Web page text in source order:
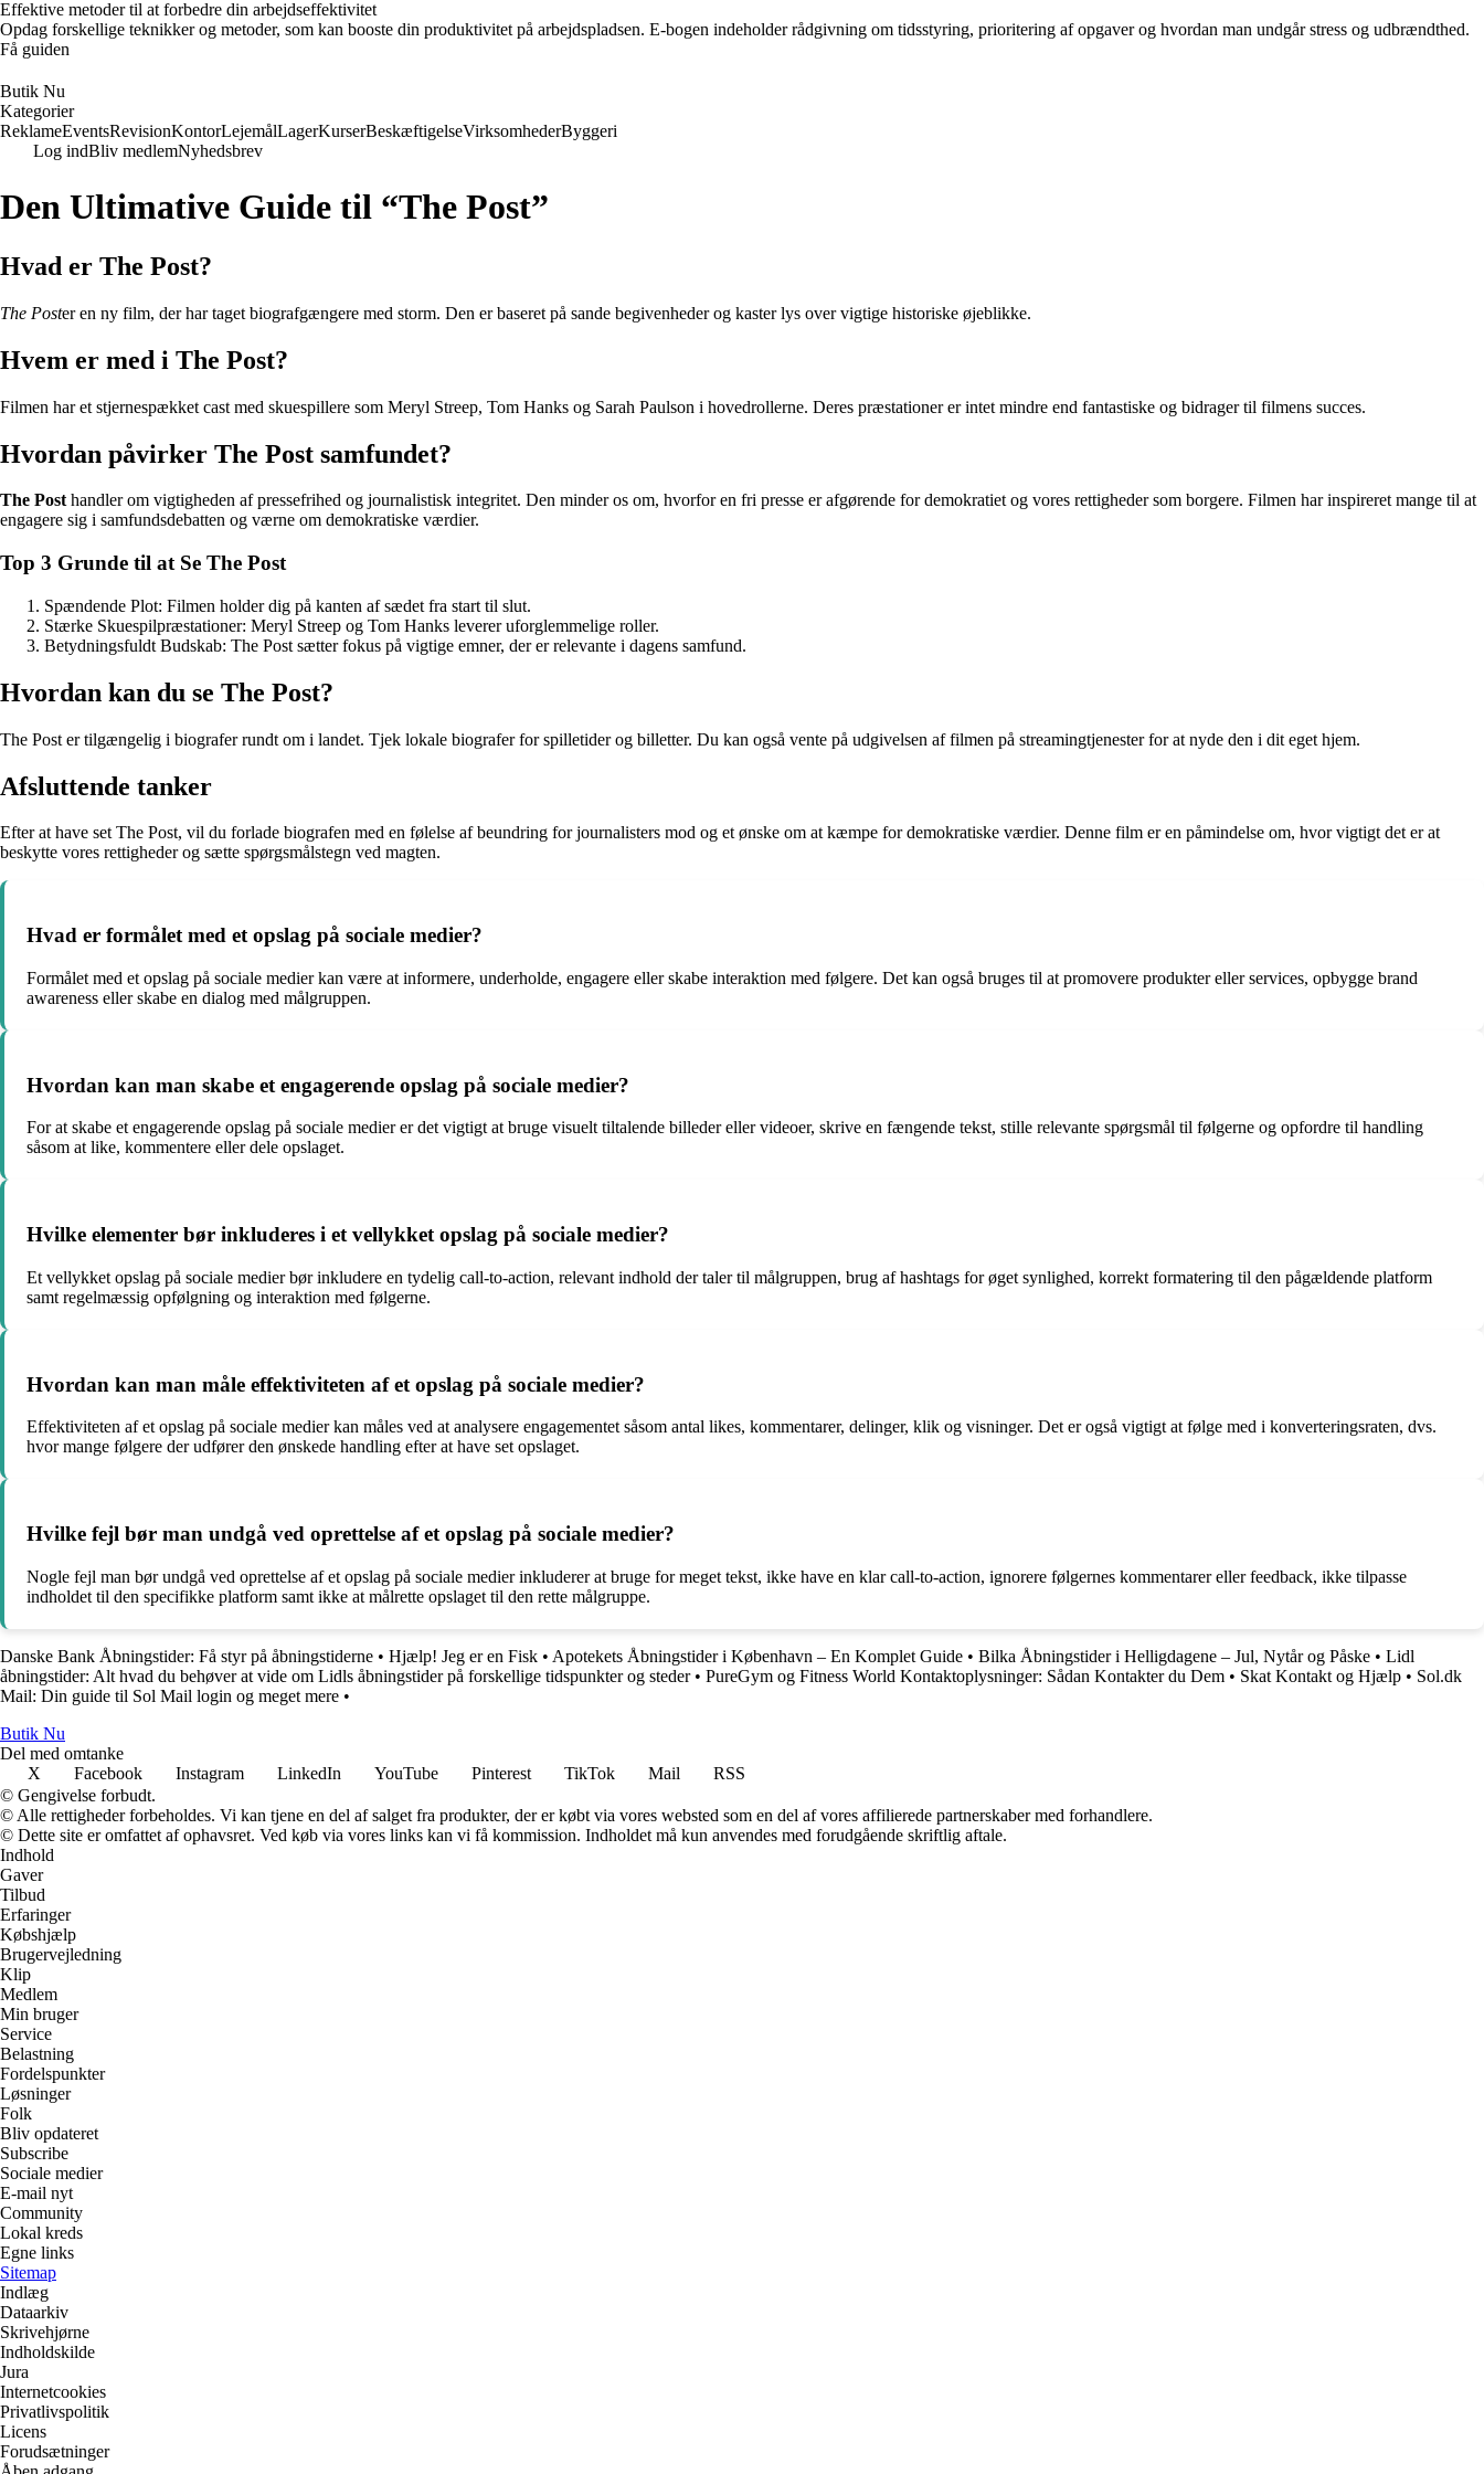
Effektive metoder til at forbedre din arbejdseffektivitet
Opdag forskellige teknikker og metoder, som kan booste din produktivitet på arbejdspladsen. E-bogen indeholder rådgivning om tidsstyring, prioritering af opgaver og hvordan man undgår stress og udbrændthed.
Få guiden
Butik Nu
Kategorier
ReklameEventsRevisionKontorLejemålLagerKurserBeskæftigelseVirksomhederByggeri
Log indBliv medlemNyhedsbrev
Den Ultimative Guide til “The Post”
Hvad er The Post?
The Poster en ny film, der har taget biografgængere med storm. Den er baseret på sande begivenheder og kaster lys over vigtige historiske øjeblikke.
Hvem er med i The Post?
Filmen har et stjernespækket cast med skuespillere som Meryl Streep, Tom Hanks og Sarah Paulson i hovedrollerne. Deres præstationer er intet mindre end fantastiske og bidrager til filmens succes.
Hvordan påvirker The Post samfundet?
The Posthandler om vigtigheden af pressefrihed og journalistisk integritet. Den minder os om, hvorfor en fri presse er afgørende for demokratiet og vores rettigheder som borgere. Filmen har inspireret mange til at
engagere sig i samfundsdebatten og værne om demokratiske værdier.
Top 3 Grunde til at Se The Post
Spændende Plot: Filmen holder dig på kanten af sædet fra start til slut.
Stærke Skuespilpræstationer: Meryl Streep og Tom Hanks leverer uforglemmelige roller.
Betydningsfuldt Budskab: The Post sætter fokus på vigtige emner, der er relevante i dagens samfund.
Hvordan kan du se The Post?
The Post er tilgængelig i biografer rundt om i landet. Tjek lokale biografer for spilletider og billetter. Du kan også vente på udgivelsen af filmen på streamingtjenester for at nyde den i dit eget hjem.
Afsluttende tanker
Efter at have set The Post, vil du forlade biografen med en følelse af beundring for journalisters mod og et ønske om at kæmpe for demokratiske værdier. Denne film er en påmindelse om, hvor vigtigt det er at
beskytte vores rettigheder og sætte spørgsmålstegn ved magten.
Hvad er formålet med et opslag på sociale medier?
Formålet med et opslag på sociale medier kan være at informere, underholde, engagere eller skabe interaktion med følgere. Det kan også bruges til at promovere produkter eller services, opbygge brand
awareness eller skabe en dialog med målgruppen.
Hvordan kan man skabe et engagerende opslag på sociale medier?
For at skabe et engagerende opslag på sociale medier er det vigtigt at bruge visuelt tiltalende billeder eller videoer, skrive en fængende tekst, stille relevante spørgsmål til følgerne og opfordre til handling
såsom at like, kommentere eller dele opslaget.
Hvilke elementer bør inkluderes i et vellykket opslag på sociale medier?
Et vellykket opslag på sociale medier bør inkludere en tydelig call-to-action, relevant indhold der taler til målgruppen, brug af hashtags for øget synlighed, korrekt formatering til den pågældende platform
samt regelmæssig opfølgning og interaktion med følgerne.
Hvordan kan man måle effektiviteten af et opslag på sociale medier?
Effektiviteten af et opslag på sociale medier kan måles ved at analysere engagementet såsom antal likes, kommentarer, delinger, klik og visninger. Det er også vigtigt at følge med i konverteringsraten, dvs.
hvor mange følgere der udfører den ønskede handling efter at have set opslaget.
Hvilke fejl bør man undgå ved oprettelse af et opslag på sociale medier?
Nogle fejl man bør undgå ved oprettelse af et opslag på sociale medier inkluderer at bruge for meget tekst, ikke have en klar call-to-action, ignorere følgernes kommentarer eller feedback, ikke tilpasse
indholdet til den specifikke platform samt ikke at målrette opslaget til den rette målgruppe.
Danske Bank Åbningstider: Få styr på åbningstiderne • Hjælp! Jeg er en Fisk • Apotekets Åbningstider i København – En Komplet Guide • Bilka Åbningstider i Helligdagene – Jul, Nytår og Påske • Lidl
åbningstider: Alt hvad du behøver at vide om Lidls åbningstider på forskellige tidspunkter og steder• PureGym og Fitness World Kontaktoplysninger: Sådan Kontakter du Dem • Skat Kontakt og Hjælp • Sol.dk
Mail: Din guide til Sol Mail login og meget mere •
Butik Nu
Del med omtanke
X
Facebook Instagram LinkedIn YouTube Pinterest TikTok Mail
RSS
© Gengivelse forbudt.
© Alle rettigheder forbeholdes. Vi kan tjene en del af salget fra produkter, der er købt via vores websted som en del af vores affilierede partnerskaber med forhandlere.
© Dette site er omfattet af ophavsret. Ved køb via vores links kan vi få kommission. Indholdet må kun anvendes med forudgående skriftlig aftale.
Indhold
Gaver
Tilbud
Erfaringer
Købshjælp
Brugervejledning
Klip
Medlem
Min bruger
Service
Belastning
Fordelspunkter
Løsninger
Folk
Bliv opdateret
Subscribe
Sociale medier
E-mail nyt
Community
Lokal kreds
Egne links
Sitemap
Indlæg
Dataarkiv
Skrivehjørne
Indholdskilde
Jura
Internetcookies
Privatlivspolitik
Licens
Forudsætninger